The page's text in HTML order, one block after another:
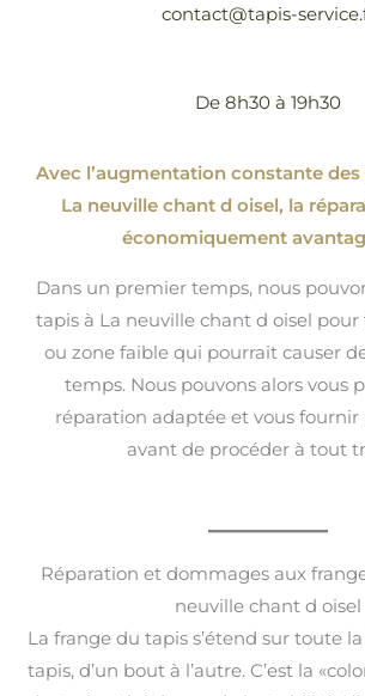
contact@tapis-
De 8h30 à 19h30
Avec l’augmentation constante des
La neuville chant d oisel, la
économiquement
Dans un premier temps, nous
tapis à La neuville chant d oisel
ou zone faible qui pourrait causer
temps. Nous pouvons alors vous
réparation adaptée et vous fournir
avant de procéder à tout
Réparation et dommages aux
neuville chant d oisel
La frange du tapis s’étend sur toute
tapis, d’un bout à l’autre. C’est la